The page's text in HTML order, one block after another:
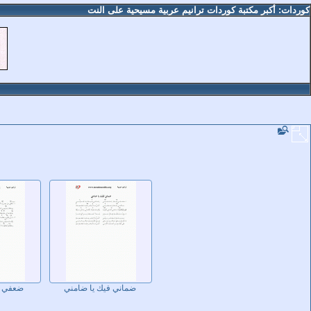
كوردات: أكبر مكتبة كوردات ترانيم عربية مسيحية على النت
ضعفي ضماني فيك يا ضامني